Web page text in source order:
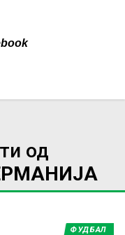
од
ФУДБАЛ